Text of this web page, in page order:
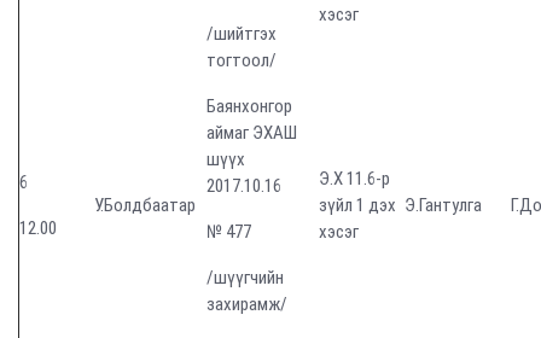
/шийтгэх
тогтоол/
хэсэг
6
12.00
У.Болдбаатар
Баянхонгор
аймаг ЭХАШ
шүүх
2017.10.16
№ 477
/шүүгчийн
захирамж/
Э.Х 11.6-р
зүйл 1 дэх
хэсэг
Э.Гантулга